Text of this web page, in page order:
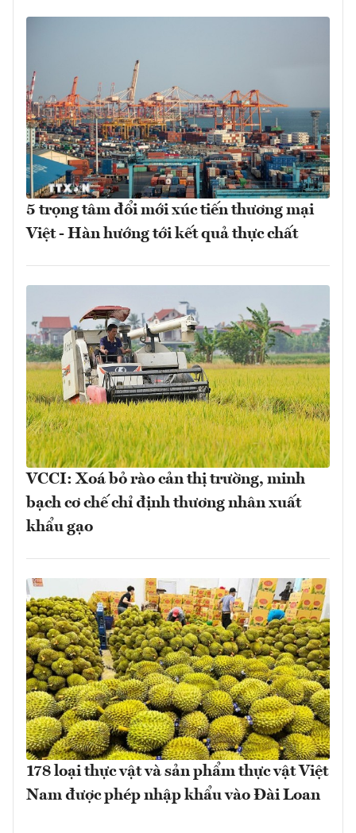
5 trọng tâm đổi mới xúc tiến thương mại
Việt - Hàn hướng tới kết quả thực chất
VCCI: Xoá bỏ rào cản thị trường, minh
bạch cơ chế chỉ định thương nhân xuất
khẩu gạo
178 loại thực vật và sản phẩm thực vật Việt
Nam được phép nhập khẩu vào Đài Loan